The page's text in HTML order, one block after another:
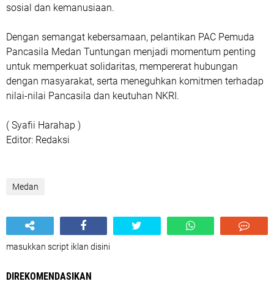
sosial dan kemanusiaan.
Dengan semangat kebersamaan, pelantikan PAC Pemuda
Pancasila Medan Tuntungan menjadi momentum penting
untuk memperkuat solidaritas, mempererat hubungan
dengan masyarakat, serta meneguhkan komitmen terhadap
nilai-nilai Pancasila dan keutuhan NKRI.
( Syafii Harahap )
Editor: Redaksi
Medan
masukkan script iklan disini
DIREKOMENDASIKAN